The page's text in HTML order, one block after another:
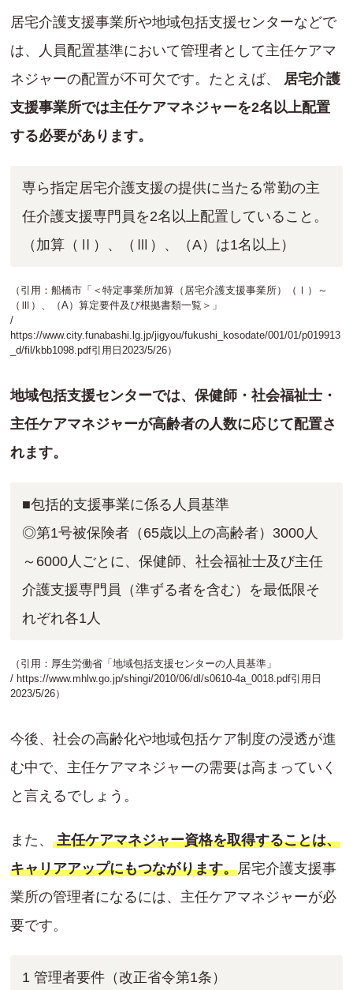
居宅介護支援事業所や地域包括支援センターなどで
は、人員配置基準において管理者として主任ケアマ
ネジャーの配置が不可欠です。たとえば、 居宅介護
支援事業所では主任ケアマネジャーを2名以上配置
する必要があります。
専ら指定居宅介護支援の提供に当たる常勤の主
任介護支援専門員を2名以上配置していること。
（加算（Ⅱ）、（Ⅲ）、（A）は1名以上）
（引用：船橋市「＜特定事業所加算（居宅介護支援事業所）（Ⅰ）～
（Ⅲ）、（A）算定要件及び根拠書類一覧＞」
/
https://www.city.funabashi.lg.jp/jigyou/fukushi_kosodate/001/01/p019913
_d/fil/kbb1098.pdf引用日2023/5/26）
地域包括支援センターでは、保健師・社会福祉士・
主任ケアマネジャーが高齢者の人数に応じて配置さ
れます。
■包括的支援事業に係る人員基準
◎第1号被保険者（65歳以上の高齢者）3000人
～6000人ごとに、保健師、社会福祉士及び主任
介護支援専門員（準ずる者を含む）を最低限そ
れぞれ各1人
（引用：厚生労働省「地域包括支援センターの人員基準」
/ https://www.mhlw.go.jp/shingi/2010/06/dl/s0610-4a_0018.pdf引用日
2023/5/26）
今後、社会の高齢化や地域包括ケア制度の浸透が進
む中で、主任ケアマネジャーの需要は高まっていく
と言えるでしょう。
また、 主任ケアマネジャー資格を取得することは、
キャリアアップにもつながります。居宅介護支援事
業所の管理者になるには、主任ケアマネジャーが必
要です。
1 管理者要件（改正省令第1条）